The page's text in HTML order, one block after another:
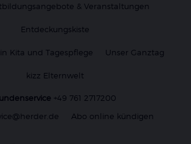
& Veranstaltungen
Entdeckungskiste
Kita und Tagespflege Unser Ganztag
kizz Elternwelt
+49 761 2717200
Abo online kündigen